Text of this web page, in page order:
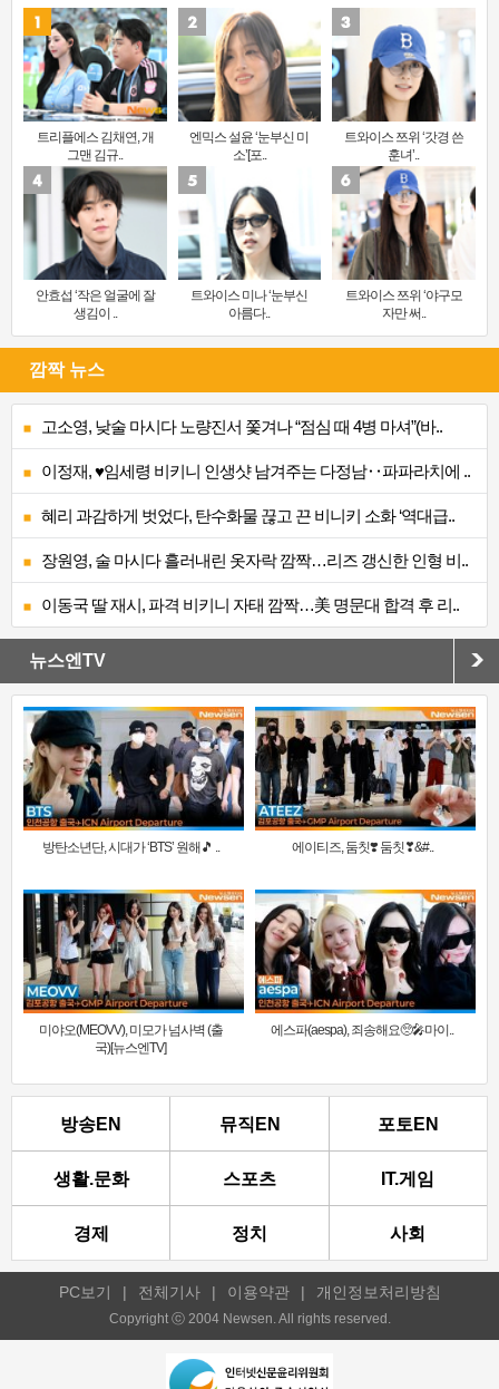
트리플에스 김채연, 개
그맨 김규..
엔믹스 설윤 ‘눈부신 미
소’[포..
트와이스 쯔위 ‘갓경 쓴
훈녀’..
안효섭 ‘작은 얼굴에 잘
생김이 ..
트와이스 미나 ‘눈부신
아름다..
트와이스 쯔위 ‘야구모
자만 써..
깜짝 뉴스
고소영, 낮술 마시다 노량진서 쫓겨나 “점심 때 4병 마셔”(바..
이정재, ♥임세령 비키니 인생샷 남겨주는 다정남‥파파라치에 ..
혜리 과감하게 벗었다, 탄수화물 끊고 끈 비니키 소화 ‘역대급..
장원영, 술 마시다 흘러내린 옷자락 깜짝…리즈 갱신한 인형 비..
이동국 딸 재시, 파격 비키니 자태 깜짝…美 명문대 합격 후 리..
뉴스엔TV
방탄소년단, 시대가 ‘BTS’ 원해🎵 .. 에이티즈, 둠칫❣️ 둠칫❣&#..
미야오(MEOVV), 미모가 넘사벽 (출
국)[뉴스엔TV]
에스파(aespa), 죄송해요🥺🎤마이..
방송EN 뮤직EN 포토EN
생활.문화 스포츠 IT.게임
경제 정치 사회
PC보기 | 전체기사 | 이용약관 | 개인정보처리방침
Copyright ⓒ 2004 Newsen. All rights reserved.